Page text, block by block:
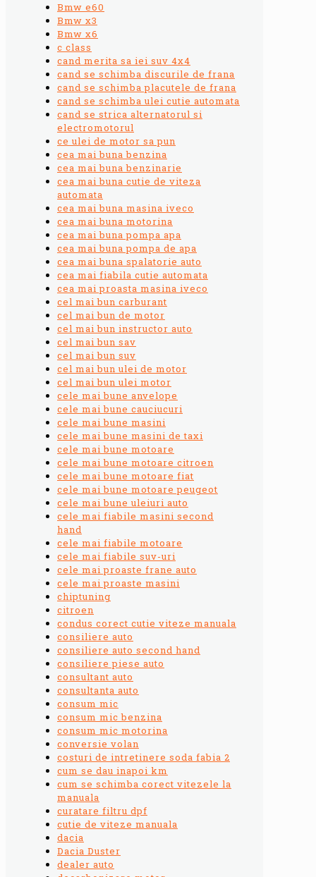
Bmw e60
Bmw x3
Bmw x6
c class
cand merita sa iei suv 4x4
cand se schimba discurile de frana
cand se schimba placutele de frana
cand se schimba ulei cutie automata
cand se strica alternatorul si
electromotorul
ce ulei de motor sa pun
cea mai buna benzina
cea mai buna benzinarie
cea mai buna cutie de viteza
automata
cea mai buna masina iveco
cea mai buna motorina
cea mai buna pompa apa
cea mai buna pompa de apa
cea mai buna spalatorie auto
cea mai fiabila cutie automata
cea mai proasta masina iveco
cel mai bun carburant
cel mai bun de motor
cel mai bun instructor auto
cel mai bun sav
cel mai bun suv
cel mai bun ulei de motor
cel mai bun ulei motor
cele mai bune anvelope
cele mai bune cauciucuri
cele mai bune masini
cele mai bune masini de taxi
cele mai bune motoare
cele mai bune motoare citroen
cele mai bune motoare fiat
cele mai bune motoare peugeot
cele mai bune uleiuri auto
cele mai fiabile masini second
hand
cele mai fiabile motoare
cele mai fiabile suv-uri
cele mai proaste frane auto
cele mai proaste masini
chiptuning
citroen
condus corect cutie viteze manuala
consiliere auto
consiliere auto second hand
consiliere piese auto
consultant auto
consultanta auto
consum mic
consum mic benzina
consum mic motorina
conversie volan
costuri de intretinere soda fabia 2
cum se dau inapoi km
cum se schimba corect vitezele la
manuala
curatare filtru dpf
cutie de viteze manuala
dacia
Dacia Duster
dealer auto